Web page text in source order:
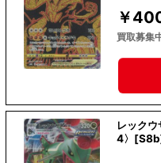
￥
買取募集
レック
4〉